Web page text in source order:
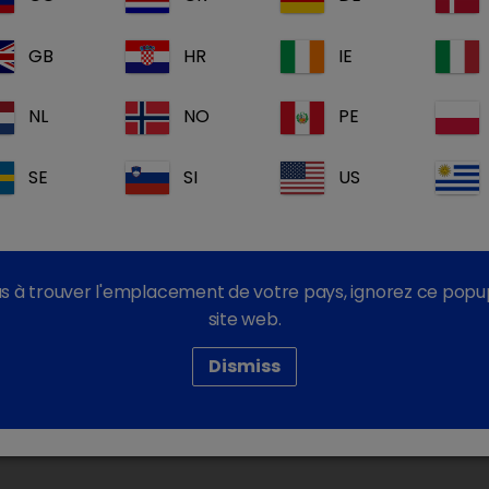
connecter
account_box Vous
Nos
Nos
GB HR IE
NL NO PE
SE SI US
à trouver l'emplacement de votre pays, ignorez ce
site web.
Dismiss